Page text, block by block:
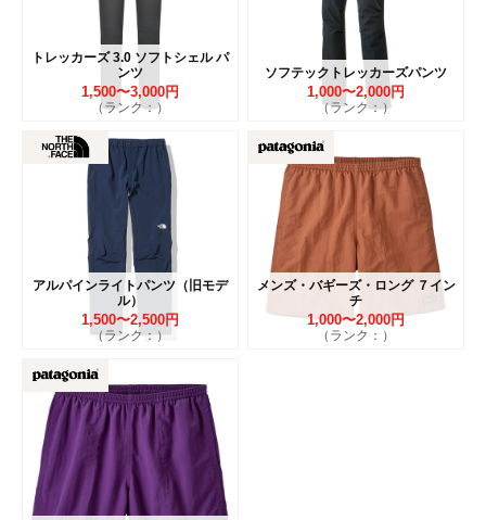
トレッカーズ 3.0 ソフトシェル パ
ンツ
1,500〜3,000円
（ランク：）
ソフテックトレッカーズパンツ
1,000〜2,000円
（ランク：）
アルパインライトパンツ（旧モデ
ル）
1,500〜2,500円
（ランク：）
メンズ・バギーズ・ロング ７イン
チ
1,000〜2,000円
（ランク：）